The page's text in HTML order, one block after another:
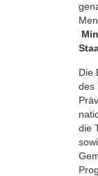
Die
des
die